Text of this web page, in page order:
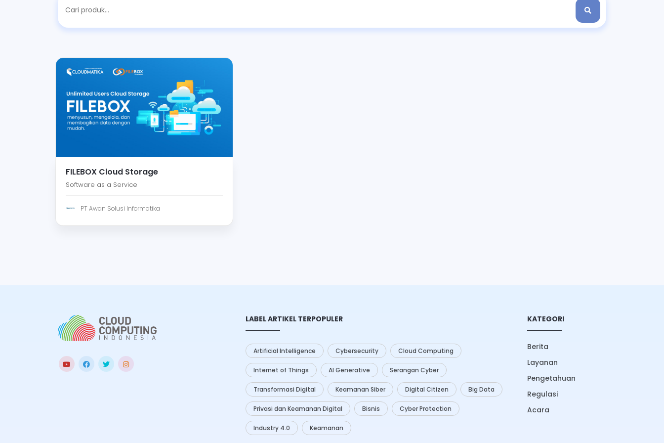
FILEBOX Cloud Storage
Software as a Service
PT Awan Solusi Informatika
LABEL ARTIKEL TERPOPULER
Artificial Intelligence Cybersecurity Cloud Computing
Internet of Things AI Generative Serangan Cyber
Transformasi Digital Keamanan Siber Digital Citizen Big Data
Privasi dan Keamanan Digital Bisnis Cyber Protection
Industry 4.0 Keamanan
KATEGORI
Berita
Layanan
Pengetahuan
Regulasi
Acara